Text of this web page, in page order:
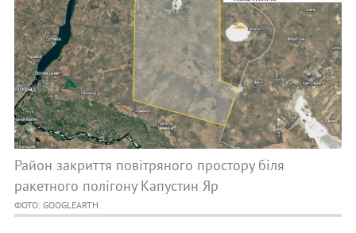
Район закриття повітряного простору біля
ракетного полігону Капустин Яр
ФОТО: GOOGLEARTH